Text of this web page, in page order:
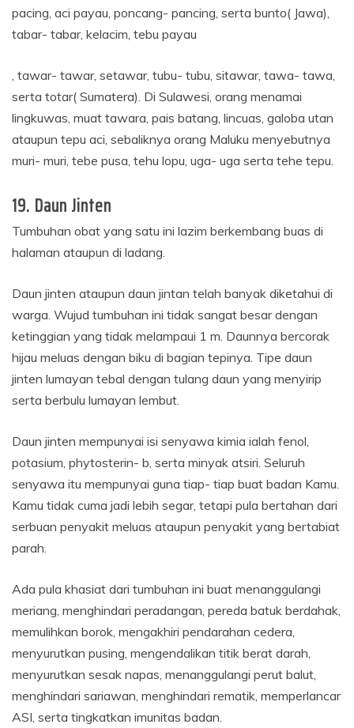
pacing, aci payau, poncang- pancing, serta bunto( Jawa),
tabar- tabar, kelacim, tebu payau
, tawar- tawar, setawar, tubu- tubu, sitawar, tawa- tawa,
serta totar( Sumatera). Di Sulawesi, orang menamai
lingkuwas, muat tawara, pais batang, lincuas, galoba utan
ataupun tepu aci, sebaliknya orang Maluku menyebutnya
muri- muri, tebe pusa, tehu lopu, uga- uga serta tehe tepu.
19. Daun Jinten
Tumbuhan obat yang satu ini lazim berkembang buas di
halaman ataupun di ladang.
Daun jinten ataupun daun jintan telah banyak diketahui di
warga. Wujud tumbuhan ini tidak sangat besar dengan
ketinggian yang tidak melampaui 1 m. Daunnya bercorak
hijau meluas dengan biku di bagian tepinya. Tipe daun
jinten lumayan tebal dengan tulang daun yang menyirip
serta berbulu lumayan lembut.
Daun jinten mempunyai isi senyawa kimia ialah fenol,
potasium, phytosterin- b, serta minyak atsiri. Seluruh
senyawa itu mempunyai guna tiap- tiap buat badan Kamu.
Kamu tidak cuma jadi lebih segar, tetapi pula bertahan dari
serbuan penyakit meluas ataupun penyakit yang bertabiat
parah.
Ada pula khasiat dari tumbuhan ini buat menanggulangi
meriang, menghindari peradangan, pereda batuk berdahak,
memulihkan borok, mengakhiri pendarahan cedera,
menyurutkan pusing, mengendalikan titik berat darah,
menyurutkan sesak napas, menanggulangi perut balut,
menghindari sariawan, menghindari rematik, memperlancar
ASI, serta tingkatkan imunitas badan.